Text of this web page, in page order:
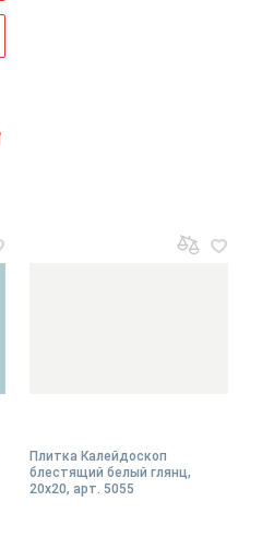
Плитка Калейдоскоп
блестящий белый глянц,
20x20, арт. 5055